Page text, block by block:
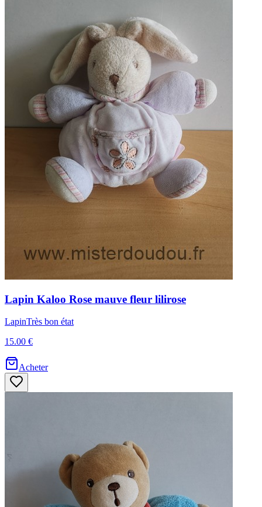
Lapin Kaloo Rose mauve fleur lilirose
LapinTrès bon état
15.00 €
Acheter